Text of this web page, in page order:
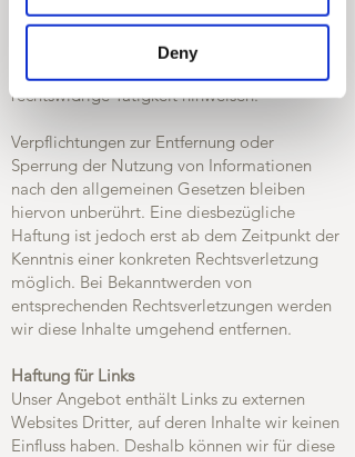
Deny
verpflichtet, übermittelte oder gespeicherte
fremde Informationen zu überwachen oder
nach Umständen zu forschen, die auf eine
rechtswidrige Tätigkeit hinweisen.
Verpflichtungen zur Entfernung oder
Sperrung der Nutzung von Informationen
nach den allgemeinen Gesetzen bleiben
hiervon unberührt. Eine diesbezügliche
Haftung ist jedoch erst ab dem Zeitpunkt der
Kenntnis einer konkreten Rechtsverletzung
möglich. Bei Bekanntwerden von
entsprechenden Rechtsverletzungen werden
wir diese Inhalte umgehend entfernen.
Haftung für Links
Unser Angebot enthält Links zu externen
Websites Dritter, auf deren Inhalte wir keinen
Einfluss haben. Deshalb können wir für diese